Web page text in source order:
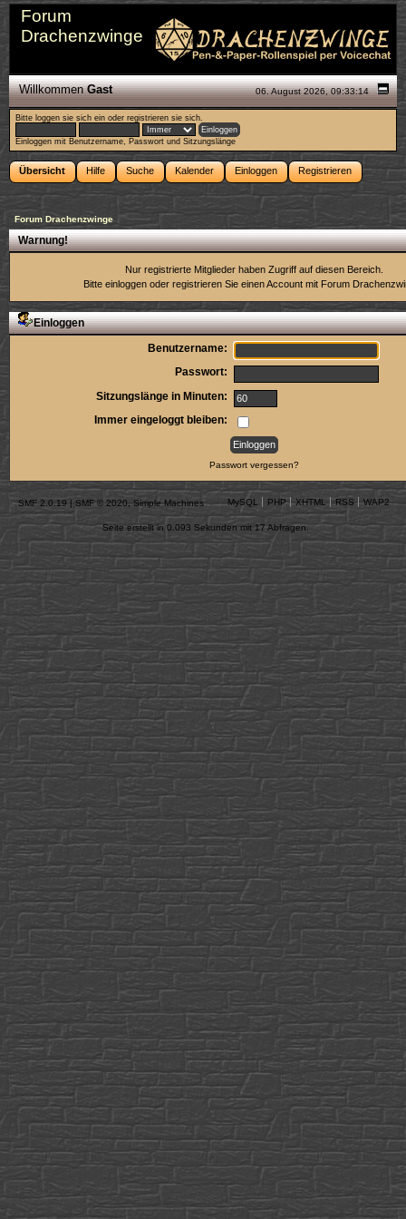
Forum
Drachenzwinge
06. August 2026, 09:33:14
WillkommenGast
Bitte loggen sie sich ein oderregistrieren sie sich.
Einloggen mit Benutzername, Passwort und Sitzungslänge
Übersicht Hilfe Suche Kalender Einloggen Registrieren
Forum Drachenzwinge
Warnung!
Nur registrierte Mitglieder haben Zugriff auf diesen Bereich.
Bitte einloggen oder registrieren Sie einen Account mit Forum
Einloggen
Benutzername:
Passwort:
Sitzungslänge in Minuten:
Immer eingeloggt bleiben:
Passwort vergessen?
SMF 2.0.19 | SMF © 2020 ,Simple Machines MySQL PHP XHTML RSS WAP2
Seite erstellt in 0.093 Sekunden mit 17 Abfragen.